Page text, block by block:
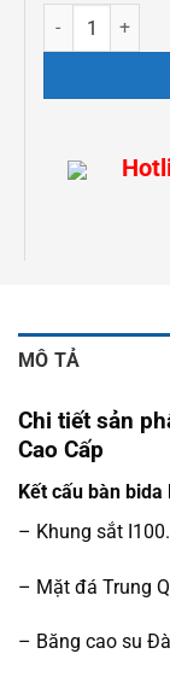
BÀN BIDA
MÔ TẢ
Chi tiết sản
Cao Cấp
Kết cấu bàn bida
– Khung sắt I100.
– Mặt đá Trung
– Băng cao su